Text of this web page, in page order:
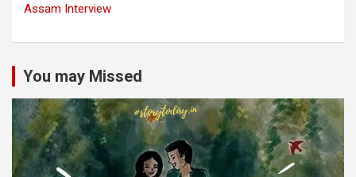
Assam Interview
You may Missed